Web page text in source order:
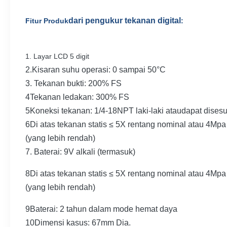
Fitur Produkdari pengukur tekanan digital :
1. Layar LCD 5 digit
2.Kisaran suhu operasi: 0 sampai 50°C
3. Tekanan bukti: 200% FS
4Tekanan ledakan: 300% FS
5Koneksi tekanan: 1/4-18NPT laki-laki ataudapat
6Di atas tekanan statis ≤ 5X rentang nominal atau 4Mpa
(yang lebih rendah)
7. Baterai: 9V alkali (termasuk)
8Di atas tekanan statis ≤ 5X rentang nominal atau 4Mpa
(yang lebih rendah)
9Baterai: 2 tahun dalam mode hemat daya
10Dimensi kasus: 67mm Dia.